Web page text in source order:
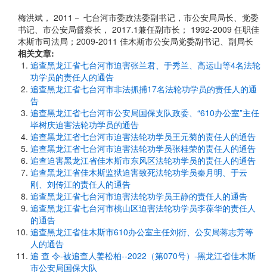
梅洪斌， 2011－ 七台河市委政法委副书记，市公安局局长、党委
书记、市公安局督察长， 2017.1兼任副市长； 1992-2009 任职佳
木斯市司法局；2009-2011 佳木斯市公安局党委副书记、副局长
相关文章:
追查黑龙江省七台河市迫害张兰君、于秀兰、高运山等4名法轮
功学员的责任人的通告
追查黑龙江省七台河市非法抓捕17名法轮功学员的责任人的通
告
追查黑龙江省七台河市公安局国保支队政委、“610办公室”主任
毕树庆迫害法轮功学员的通告
追查黑龙江省七台河市迫害法轮功学员王元菊的责任人的通告
追查黑龙江省七台河市迫害法轮功学员张桂荣的责任人的通告
追查迫害黑龙江省佳木斯市东风区法轮功学员的责任人的通告
追查黑龙江省佳木斯监狱迫害致死法轮功学员秦月明、于云
刚、刘传江的责任人的通告
追查黑龙江省七台河市迫害法轮功学员王静的责任人的通告
追查黑龙江省七台河市桃山区迫害法轮功学员李葆华的责任人
的通告
追查黑龙江省佳木斯市610办公室主任刘衍、公安局蒋志芳等
人的通告
追 查 令-被追查人姜松柏--2022（第070号）-黑龙江省佳木斯
市公安局国保大队